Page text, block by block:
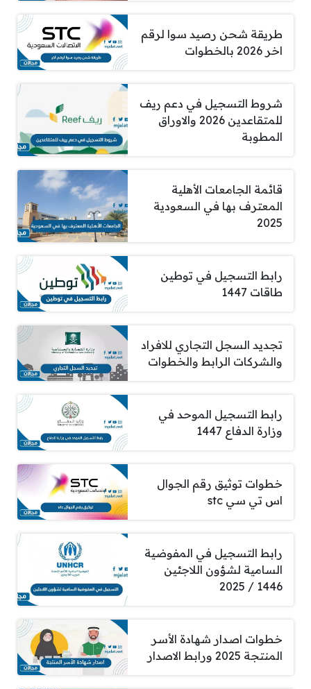
طريقة شحن رصيد سوا لرقم
اخر 2026 بالخطوات
شروط التسجيل في دعم ريف
للمتقاعدين 2026 والاوراق
المطوبة
قائمة الجامعات الأهلية
المعترف بها في السعودية
2025
رابط التسجيل في توطين
طاقات 1447
تجديد السجل التجاري للافراد
والشركات الرابط والخطوات
رابط التسجيل الموحد في
وزارة الدفاع 1447
خطوات توثيق رقم الجوال
اس تي سي stc
رابط التسجيل في المفوضية
السامية لشؤون اللاجئين
1446 / 2025
خطوات اصدار شهادة الأسر
المنتجة 2025 ورابط الاصدار